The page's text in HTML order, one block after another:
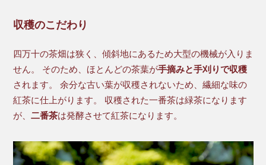
収穫のこだわり
四万十の茶畑は狭く、傾斜地にあるため大型の機械が入りま
せん。 そのため、ほとんどの茶葉が手摘みと手刈りで収穫
されます。 余分な古い葉が収穫されないため、繊細な味の
紅茶に仕上がります。 収穫された一番茶は緑茶になります
が、 二番茶は発酵させて紅茶になります。